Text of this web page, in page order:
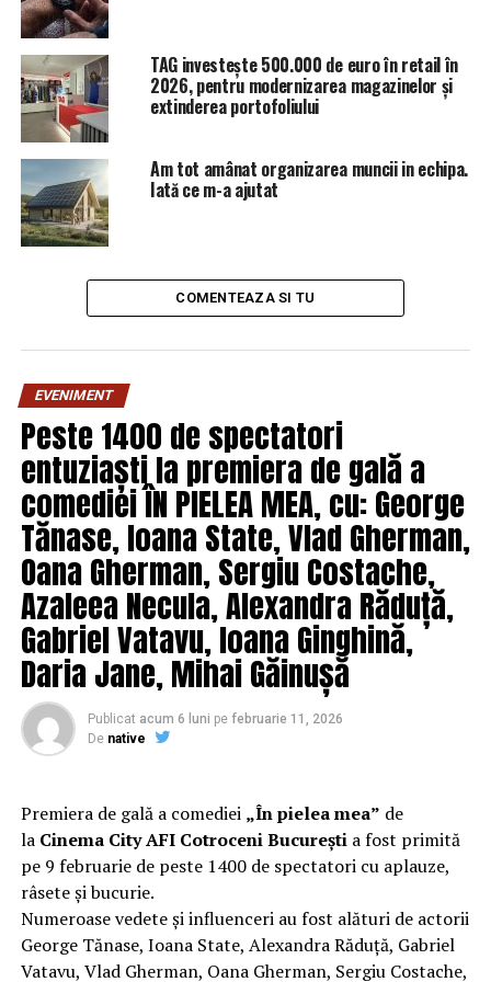
poate mii. Nu, nu sunt ăia care au fugit azi noapte, sau
de dimineață, după închiderea Italiei, cum v-am spus.
Nu, așa intră ei, de obicei pe la 9 seara, în țărișoară, din
alte țări, desigur, nu din Italia. Or fi venit pentru
sărbătorirea lui 10 august și vor să prindă locuri mai în
față?
Nu avem multe cazuri confirmate pentru că nu se
testează oamenii. Dar vor izbucni multe direct la decese.
Măi, mari guvernanți! Puneți-i pe toți în carantină pe la
ei prin case, că nu crapă 14 zile. Nu doar pe cei ce
DECLARĂ că vin din Italia… vor minți pe capete!”(Paul
D.).
URMATORUL
PROMO/Increngătura politică ascunsa a
gunoaielor(XV)/Complicitatea acoperirii unor pseudo
servicii ecologice si de mediu
NU RATATI
„Diaspora se întoarce în țărișoară… acum nu le mai
puțim, nu mai suntem corupți, proști, bisericoși și hoți”
TAG investește 500.000 de euro în retail în
2026, pentru modernizarea magazinelor și
extinderea portofoliului
Am tot amânat organizarea muncii in echipa.
Iată ce m-a ajutat
COMENTEAZA SI TU
EVENIMENT
Peste 1400 de spectatori
entuziaști la premiera de gală a
comediei ÎN PIELEA MEA, cu: George
Tănase, Ioana State, Vlad Gherman,
Oana Gherman, Sergiu Costache,
Azaleea Necula, Alexandra Răduță,
Gabriel Vatavu, Ioana Ginghină,
Daria Jane, Mihai Găinușă
Publicat acum 6 luni pe februarie 11, 2026
De native
Premiera de gală a comediei „În pielea mea” de
la Cinema City AFI Cotroceni Bucureștia fost primită
pe 9 februarie de peste 1400 de spectatori cu aplauze,
râsete și bucurie.
Numeroase vedete și influenceri au fost alături de actorii
George Tănase, Ioana State, Alexandra Răduță, Gabriel
Vatavu, Vlad Gherman, Oana Gherman, Sergiu Costache,